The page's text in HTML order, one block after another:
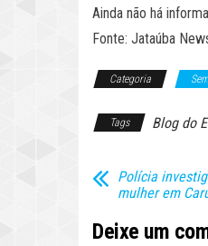
Ainda não há
Fonte: Jataúba
Categoria
Tags Blog do
Polícia
mulher em
Deixe um